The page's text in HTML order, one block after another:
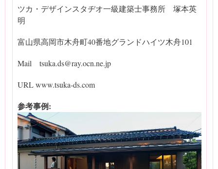
ツカ・デザインスタヂオ一級建築士事務所 塚本英
明
富山県高岡市木舟町40番地グランドハイツ木舟101
Mail tsuka.ds@ray.ocn.ne.jp
URL www.tsuka-ds.com
参考事例: